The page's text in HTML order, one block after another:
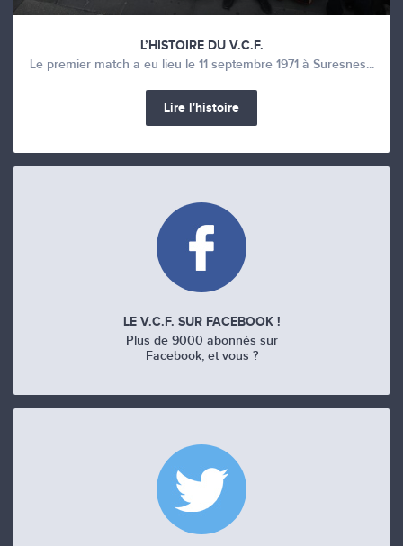
L’HISTOIRE DU V.C.F.
Le premier match a eu lieu le 11 septembre 1971 à Suresnes...
Lire l'histoire
LE V.C.F. SUR FACEBOOK !
Plus de 9000 abonnés sur
Facebook, et vous ?